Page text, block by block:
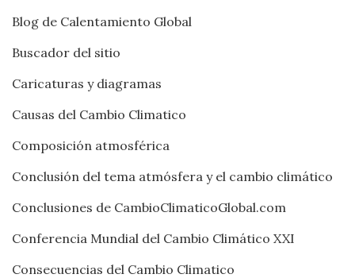
Blog de Calentamiento Global
Buscador del sitio
Caricaturas y diagramas
Causas del Cambio Climatico
Composición atmosférica
Conclusión del tema atmósfera y el cambio climático
Conclusiones de CambioClimaticoGlobal.com
Conferencia Mundial del Cambio Climático XXI
Consecuencias del Cambio Climatico